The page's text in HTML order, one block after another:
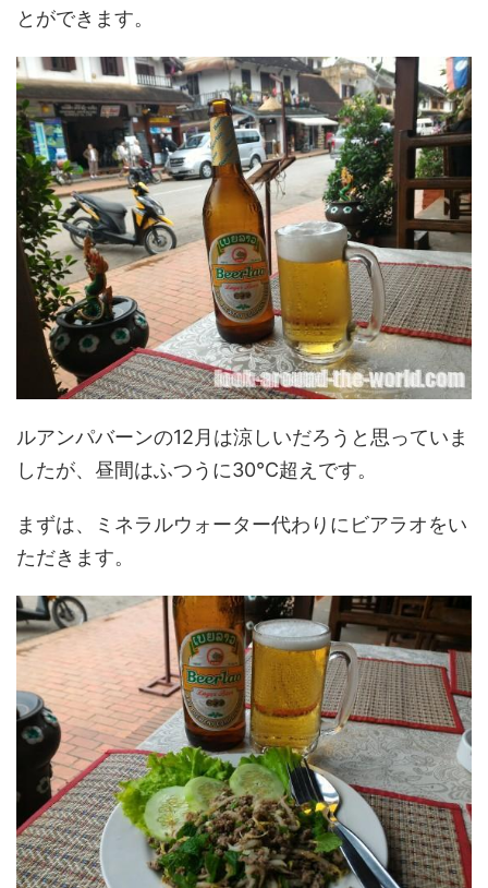
とができます。
ルアンパバーンの12月は涼しいだろうと思っていま
したが、昼間はふつうに30℃超えです。
まずは、ミネラルウォーター代わりにビアラオをい
ただきます。